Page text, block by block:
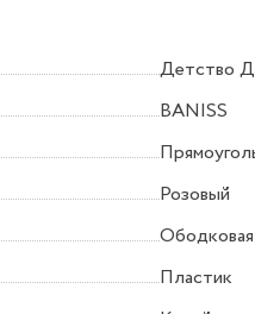
Детство
BANISS
Розовый
Ободковая
Пластик